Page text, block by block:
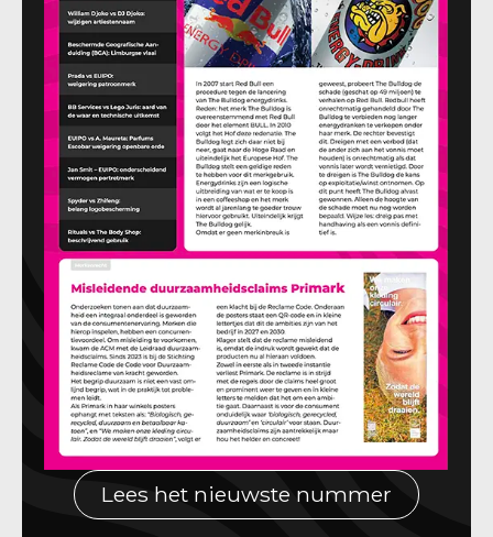
Lees het nieuwste nummer